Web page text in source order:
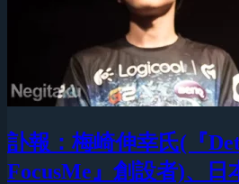
訃報：梅崎伸幸氏(『
FocusMe』創設者)、日